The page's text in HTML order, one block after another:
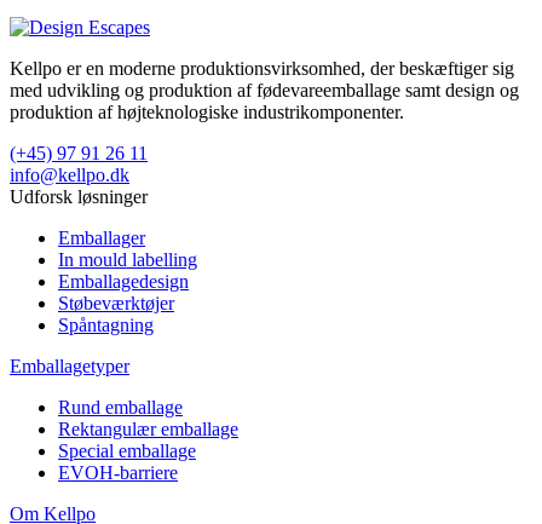
Kellpo er en moderne produktionsvirksomhed, der beskæftiger sig
med udvikling og produktion af fødevareemballage samt design og
produktion af højteknologiske industrikomponenter.
(+45) 97 91 26 11
info@kellpo.dk
Udforsk løsninger
Emballager
In mould labelling
Emballagedesign
Støbeværktøjer
Spåntagning
Emballagetyper
Rund emballage
Rektangulær emballage
Special emballage
EVOH-barriere
Om Kellpo